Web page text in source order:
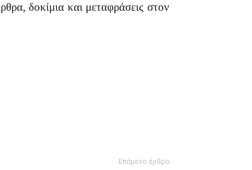
δοκίμια και μεταφράσεις στον
Επόμενο άρθρο